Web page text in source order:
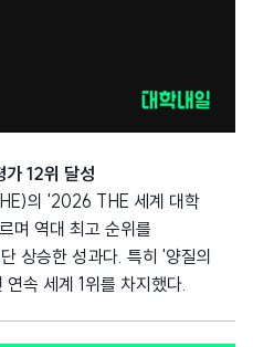
12위 달성
의 '2026 THE 세계 대학
며 역대 최고 순위를
상승한 성과다. 특히 '양질의
속 세계 1위를 차지했다.